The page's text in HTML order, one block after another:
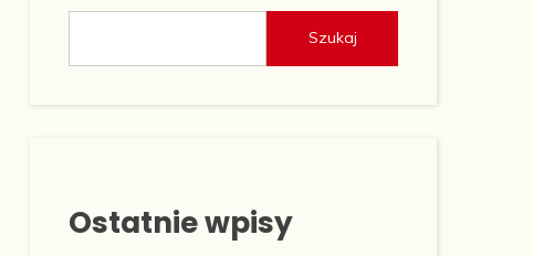
Szukaj
Ostatnie wpisy